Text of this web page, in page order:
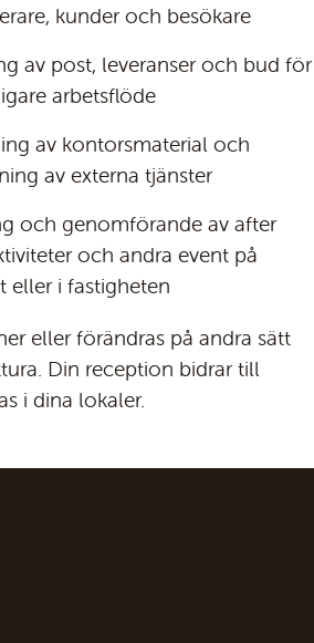
kunder och besökare
av post, leveranser och bud för
arbetsflöde
av kontorsmaterial och
av externa tjänster
och genomförande av after
och andra event på
eller i fastigheten
eller förändras på andra sätt
Din reception bidrar till
i dina lokaler.